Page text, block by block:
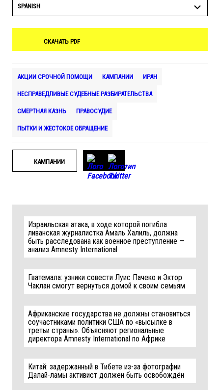
SPANISH
СКАЧАТЬ PDF
АКЦИИ СРОЧНОЙ ПОМОЩИ КАМПАНИИ ИРАН
НЕСПРАВЕДЛИВЫЕ СУДЕБНЫЕ РАЗБИРАТЕЛЬСТВА
СМЕРТНАЯ КАЗНЬ ПРАВОСУДИЕ
ПЫТКИ И ЖЕСТОКОЕ ОБРАЩЕНИЕ
КАМПАНИИ
Израильская атака, в ходе которой погибла
ливанская журналистка Амаль Халиль, должна
быть расследована как военное преступление —
анализ Amnesty International
Гватемала: узники совести Луис Пачеко и Эктор
Чаклан смогут вернуться домой к своим семьям
Африканские государства не должны становиться
соучастниками политики США по «высылке в
третьи страны». Объясняют региональные
директора Amnesty International по Африке
Китай: задержанный в Тибете из-за фотографии
Далай-ламы активист должен быть освобождён